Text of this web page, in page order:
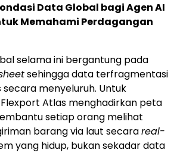
Data Global bagi Agen AI
Memahami Perdagangan
selama ini bergantung pada
sehingga data terfragmentasi
secara menyeluruh. Untuk
Atlas menghadirkan peta
setiap orang melihat
barang via laut secarareal-
yang hidup, bukan sekadar data